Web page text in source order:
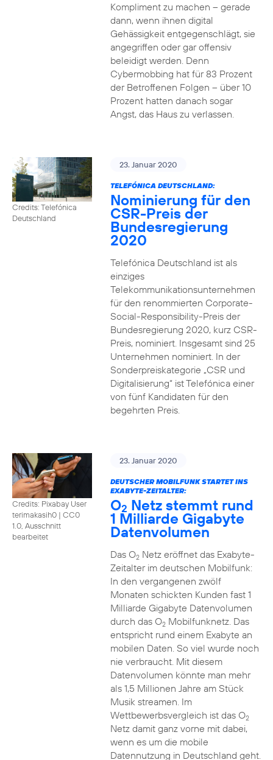
Kompliment zu machen – gerade
dann, wenn ihnen digital
Gehässigkeit entgegenschlägt, sie
angegriffen oder gar offensiv
beleidigt werden. Denn
Cybermobbing hat für 83 Prozent
der Betroffenen Folgen – über 10
Prozent hatten danach sogar
Angst, das Haus zu verlassen.
Credits: Telefónica
Deutschland
23. Januar 2020
TELEFÓNICA DEUTSCHLAND:
Nominierung für den
CSR-Preis der
Bundesregierung
2020
Telefónica Deutschland ist als
einziges
Telekommunikationsunternehmen
für den renommierten Corporate-
Social-Responsibility-Preis der
Bundesregierung 2020, kurz CSR-
Preis, nominiert. Insgesamt sind 25
Unternehmen nominiert. In der
Sonderpreiskategorie „CSR und
Digitalisierung“ ist Telefónica einer
von fünf Kandidaten für den
begehrten Preis.
Credits: Pixabay User
terimakasih0 | CC0
1.0, Ausschnitt
bearbeitet
23. Januar 2020
DEUTSCHER MOBILFUNK STARTET INS
EXABYTE-ZEITALTER:
O2 Netz stemmt rund
1 Milliarde Gigabyte
Datenvolumen
Das O2Netz eröffnet das Exabyte-
Zeitalter im deutschen Mobilfunk:
In den vergangenen zwölf
Monaten schickten Kunden fast 1
Milliarde Gigabyte Datenvolumen
durch das O2Mobilfunknetz. Das
entspricht rund einem Exabyte an
mobilen Daten. So viel wurde noch
nie verbraucht. Mit diesem
Datenvolumen könnte man mehr
als 1,5 Millionen Jahre am Stück
Musik streamen. Im
Wettbewerbsvergleich ist das O2
Netz damit ganz vorne mit dabei,
wenn es um die mobile
Datennutzung in Deutschland geht.